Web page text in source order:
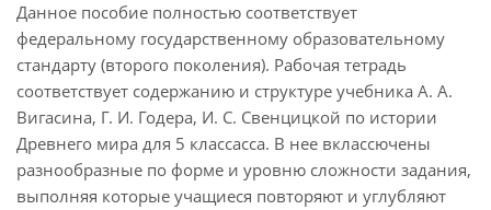
Данное пособие полностью соответствует
федеральному государственному образовательному
стандарту (второго поколения). Рабочая тетрадь
соответствует содержанию и структуре учебника А. А.
Вигасина, Г. И. Годера, И. С. Свенцицкой по истории
Древнего мира для 5 классасса. В нее вклассючены
разнообразные по форме и уровню сложности задания,
выполняя которые учащиеся повторяют и углубляют